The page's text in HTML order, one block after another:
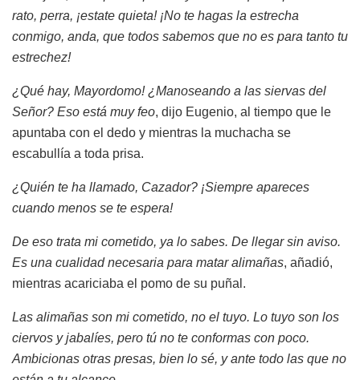
rato, perra, ¡estate quieta! ¡No te hagas la estrecha
conmigo, anda, que todos sabemos que no es para tanto tu
estrechez!
¿Qué hay, Mayordomo! ¿Manoseando a las siervas del
Señor? Eso está muy feo, dijo Eugenio, al tiempo que le
apuntaba con el dedo y mientras la muchacha se
escabullía a toda prisa.
¿Quién te ha llamado, Cazador? ¡Siempre apareces
cuando menos se te espera!
De eso trata mi cometido, ya lo sabes. De llegar sin aviso.
Es una cualidad necesaria para matar alimañas, añadió,
mientras acariciaba el pomo de su puñal.
Las alimañas son mi cometido, no el tuyo. Lo tuyo son los
ciervos y jabalíes, pero tú no te conformas con poco.
Ambicionas otras presas, bien lo sé, y ante todo las que no